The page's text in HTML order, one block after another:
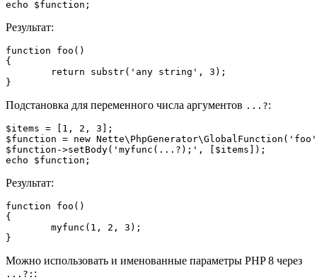
Результат:
function foo()
{
Подстановка для переменного числа аргументов ...?:
$items = [1, 2, 3];
$function = new
$function->setBody('myfunc(...?);', [$items]);
Результат:
function foo()
{
Можно использовать и именованные параметры PHP 8 через
...?: :